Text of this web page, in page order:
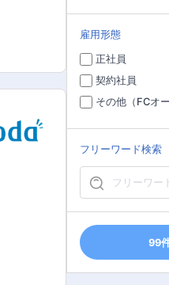
し
経験
的な
う社
旅
休日
雇用形態
正社員
契約社員
その他（FCオ
フリーワード検索
99